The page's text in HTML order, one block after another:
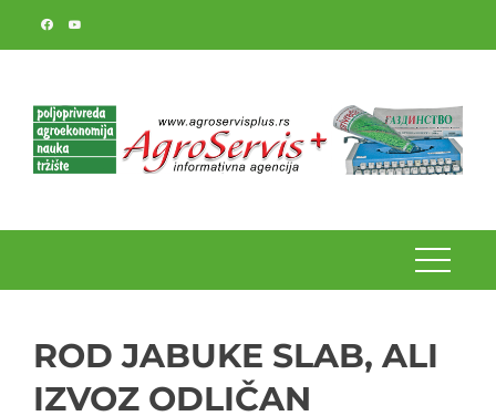
ROD JABUKE SLAB, ALI
IZVOZ ODLIČAN